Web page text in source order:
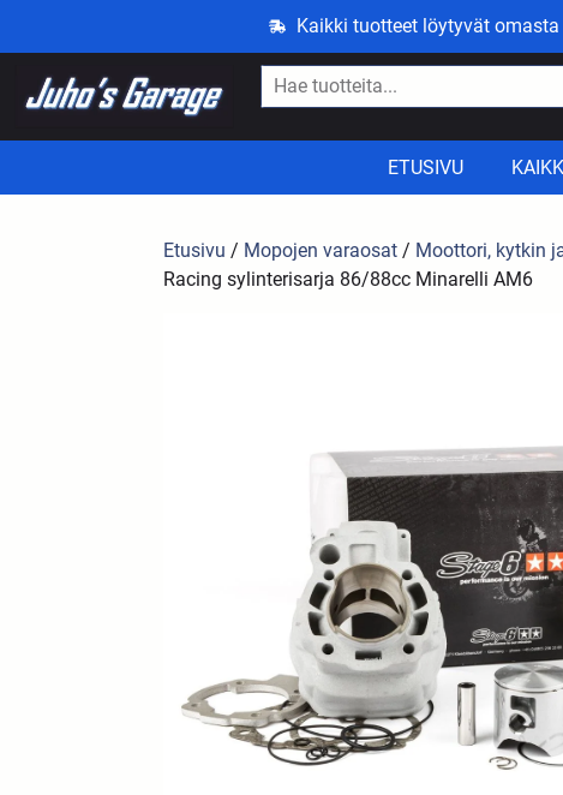
Kaikki tuotteet löytyvät
ETUSIVU
Etusivu / Mopojen varaosat / Moottori, kytkin
Racing sylinterisarja 86/88cc Minarelli AM6